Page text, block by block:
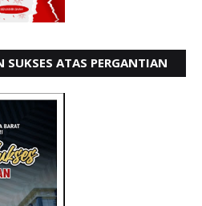
ATAS PERGANTIAN